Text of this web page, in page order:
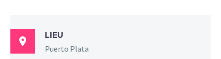

LIEU
Puerto Plata